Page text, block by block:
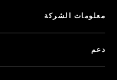
معلومات الشركة
دعم